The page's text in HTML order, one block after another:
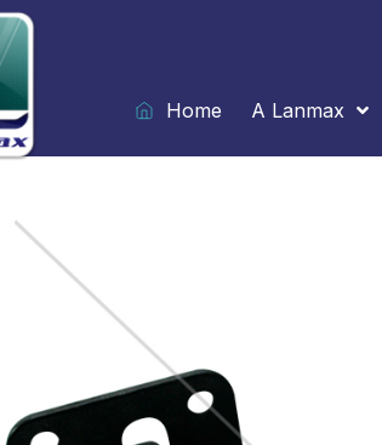
Ir
para
o
conteúdo
Home
A Lanmax